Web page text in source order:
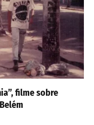
filme sobre